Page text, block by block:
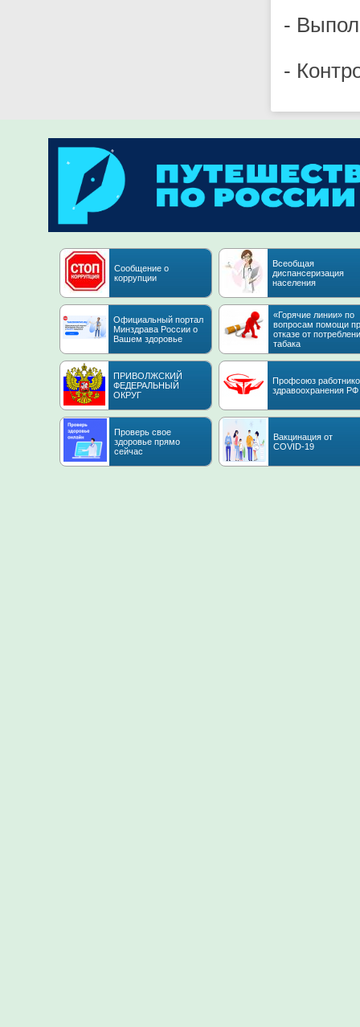
-
-
Сообщение о
коррупции
Всеобщая
диспансеризация
населения
Официальный портал
Минздрава России о
Вашем здоровье
«Горячие линии» по
вопросам помощи
отказе от
табака
ПРИВОЛЖСКИЙ
ФЕДЕРАЛЬНЫЙ
ОКРУГ
Профсоюз
здравоохранения РФ
Проверь свое
здоровье прямо
сейчас
Вакцинация от
COVID-19